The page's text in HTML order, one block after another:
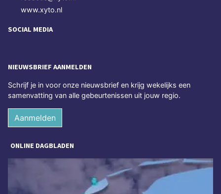
www.xyto.nl
SOCIAL MEDIA
NIEUWSBRIEF AANMELDEN
Schrijf je in voor onze nieuwsbrief en krijg wekelijks een
samenvatting van alle gebeurtenissen uit jouw regio.
Aanmelden
ONLINE DAGBLADEN